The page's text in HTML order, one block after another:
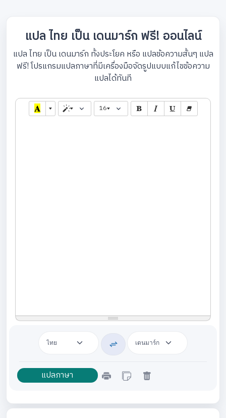
แปล ไทย เป็น เดนมาร์ก ฟรี! ออนไลน์
แปล ไทย เป็น เดนมาร์ก ทั้งประโยค หรือ แปลข้อความสั้นๆ แปล
ฟรี! โปรแกรมแปลภาษาที่มีเครื่องมือจัดรูปแบบแก้ไขข้อความ
แปลได้ทันที
16